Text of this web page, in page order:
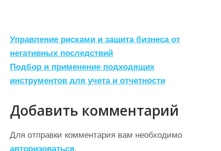
Н
а
в
и
г
а
ц
Управление рисками и защита бизнеса от
негативных последствий
Подбор и применение подходящих
инструментов для учета и отчетности
Добавить комментарий
Для отправки комментария вам необходимо
авторизоваться.